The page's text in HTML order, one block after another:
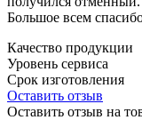
Большое всем
Качество продукции
Уровень сервиса
Срок изготовления
Оставить отзыв
Оставить отзыв на